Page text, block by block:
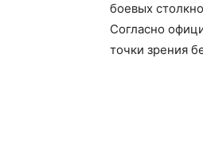
боевых
Согласно
точки зрения